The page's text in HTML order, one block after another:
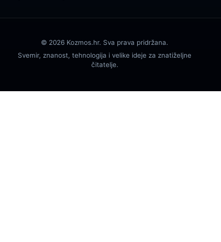
© 2026 Kozmos.hr. Sva prava pridržana.
Svemir, znanost, tehnologija i velike ideje za znatiželjne
čitatelje.